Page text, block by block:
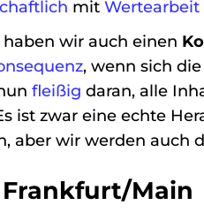
mit Wertearbeit
wir auch einen
, wenn sich
fleißig daran, alle
ist zwar eine echte
aber wir werden auch
Main